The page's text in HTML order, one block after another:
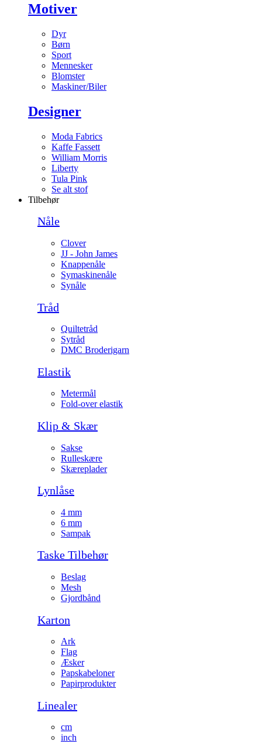
Motiver
Dyr
Børn
Sport
Mennesker
Blomster
Maskiner/Biler
Designer
Moda Fabrics
Kaffe Fassett
William Morris
Liberty
Tula Pink
Se alt stof
Tilbehør
Nåle
Clover
JJ - John James
Knappenåle
Symaskinenåle
Synåle
Tråd
Quiltetråd
Sytråd
DMC Broderigarn
Elastik
Metermål
Fold-over elastik
Klip & Skær
Sakse
Rulleskære
Skæreplader
Lynlåse
4 mm
6 mm
Sampak
Taske Tilbehør
Beslag
Mesh
Gjordbånd
Karton
Ark
Flag
Æsker
Papskabeloner
Papirprodukter
Linealer
cm
inch